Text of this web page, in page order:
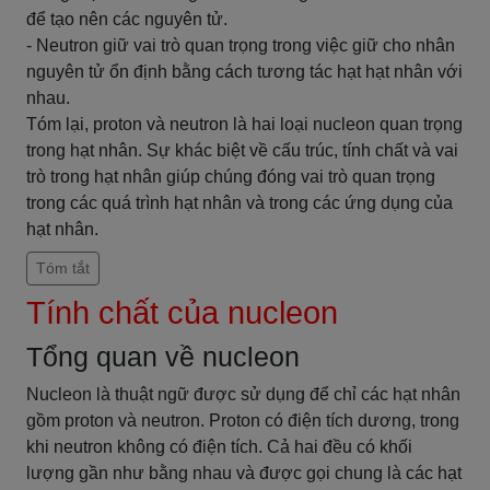
để tạo nên các nguyên tử.
- Neutron giữ vai trò quan trọng trong việc giữ cho nhân
nguyên tử ổn định bằng cách tương tác hạt hạt nhân với
nhau.
Tóm lại, proton và neutron là hai loại nucleon quan trọng
trong hạt nhân. Sự khác biệt về cấu trúc, tính chất và vai
trò trong hạt nhân giúp chúng đóng vai trò quan trọng
trong các quá trình hạt nhân và trong các ứng dụng của
hạt nhân.
Tóm tắt
Tính chất của nucleon
Tổng quan về nucleon
Nucleon là thuật ngữ được sử dụng để chỉ các hạt nhân
gồm proton và neutron. Proton có điện tích dương, trong
khi neutron không có điện tích. Cả hai đều có khối
lượng gần như bằng nhau và được gọi chung là các hạt